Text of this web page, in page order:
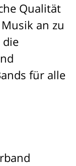
Qualität
an zu
die
für alle